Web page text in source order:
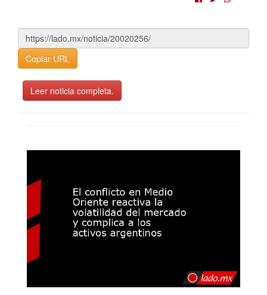
Copiar URL
Leer noticia completa.